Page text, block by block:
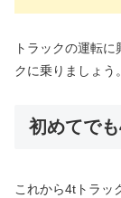
トラックの運転
クに乗りましょう。
初めてで
これから4tトラッ